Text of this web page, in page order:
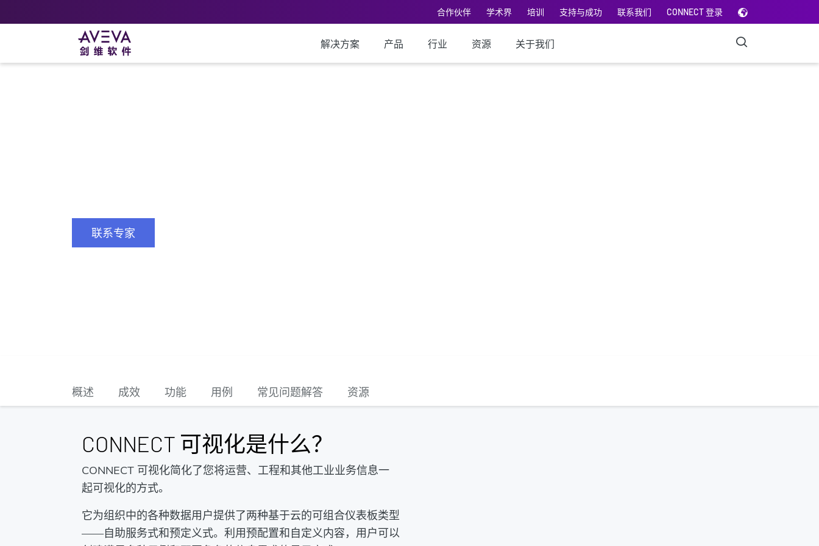
合作伙伴 学术界 培训 支持与成功 联系我们 CONNECT 登录
解决方案 产品 行业 资源 关于我们
联系专家
概述 成效 功能 用例 常见问题解答 资源
CONNECT 可视化是什么？
CONNECT 可视化简化了您将运营、工程和其他工业业务信息一
起可视化的方式。
它为组织中的各种数据用户提供了两种基于云的可组合仪表板类型
——自助服务式和预定义式。利用预配置和自定义内容，用户可以